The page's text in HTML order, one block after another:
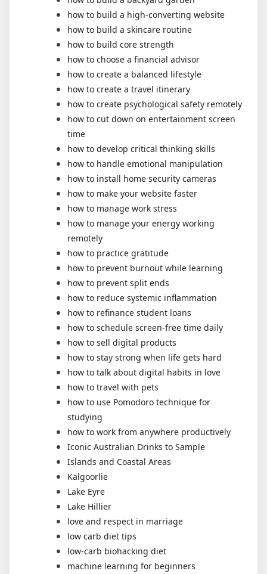
how to build a high-converting website
how to build a skincare routine
how to build core strength
how to choose a financial advisor
how to create a balanced lifestyle
how to create a travel itinerary
how to create psychological safety remotely
how to cut down on entertainment screen
time
how to develop critical thinking skills
how to handle emotional manipulation
how to install home security cameras
how to make your website faster
how to manage work stress
how to manage your energy working
remotely
how to practice gratitude
how to prevent burnout while learning
how to prevent split ends
how to reduce systemic inflammation
how to refinance student loans
how to schedule screen-free time daily
how to sell digital products
how to stay strong when life gets hard
how to talk about digital habits in love
how to travel with pets
how to use Pomodoro technique for
studying
how to work from anywhere productively
Iconic Australian Drinks to Sample
Islands and Coastal Areas
Kalgoorlie
Lake Eyre
Lake Hillier
love and respect in marriage
low carb diet tips
low-carb biohacking diet
machine learning for beginners